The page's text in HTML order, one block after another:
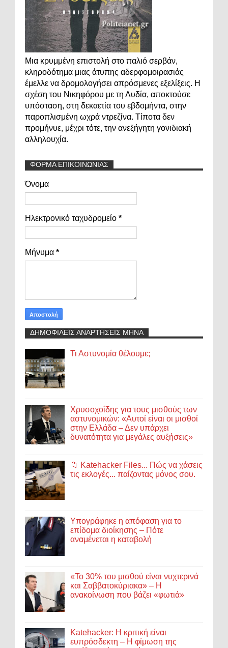
Μια κρυμμένη επιστολή στο παλιό σερβάν,
κληροδότημα μιας άτυπης αδερφομοιρασιάς
έμελλε να δρομολογήσει απρόσμενες εξελίξεις. Η
σχέση του Νικηφόρου με τη Λυδία, αποκτούσε
υπόσταση, στη δεκαετία του εβδομήντα, στην
παροπλισμένη ωχρά ντρεζίνα. Τίποτα δεν
προμήνυε, μέχρι τότε, την ανεξήγητη γονιδιακή
αλληλουχία.
ΦΟΡΜΑ ΕΠΙΚΟΙΝΩΝΙΑΣ
Όνομα
Ηλεκτρονικό ταχυδρομείο *
Μήνυμα *
ΔΗΜΟΦΙΛΕΙΣ ΑΝΑΡΤΗΣΕΙΣ ΜΗΝΑ
Τι Αστυνομία θέλουμε;
Χρυσοχοΐδης για τους μισθούς των
αστυνομικών: «Αυτοί είναι οι μισθοί
στην Ελλάδα – Δεν υπάρχει
δυνατότητα για μεγάλες αυξήσεις»
📁 Katehacker Files... Πώς να χάσεις
τις εκλογές... παίζοντας μόνος σου.
Υπογράφηκε η απόφαση για το
επίδομα διοίκησης – Πότε
αναμένεται η καταβολή
«Το 30% του μισθού είναι νυχτερινά
και Σαββατοκύριακα» – Η
ανακοίνωση που βάζει «φωτιά»
Katehacker: Η κριτική είναι
ευπρόσδεκτη – Η φίμωση της